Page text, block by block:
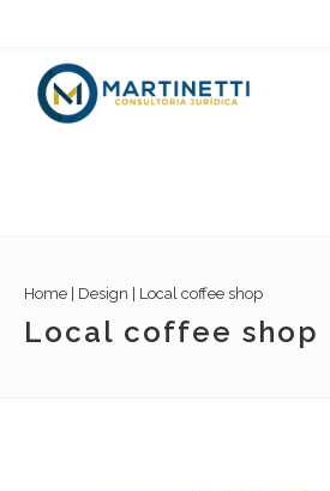
Home Design Local coffee shop
Local coffee shop